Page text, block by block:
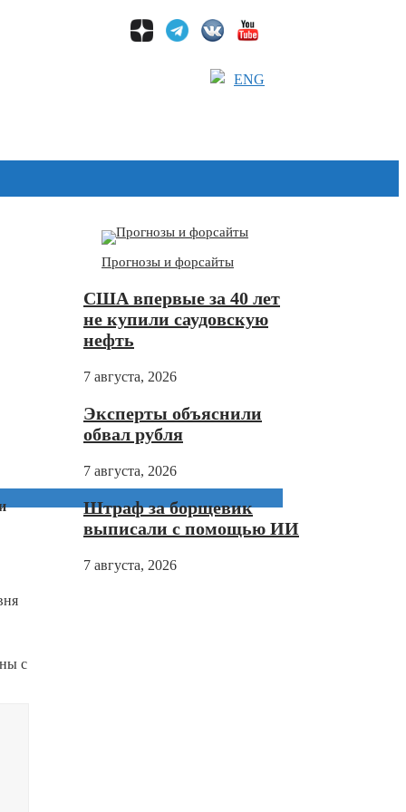
ENG
с
Прогнозы и форсайты
США впервые за 40 лет
не купили саудовскую
нефть
7 августа, 2026
Эксперты объяснили
обвал рубля
7 августа, 2026
Штраф за борщевик
выписали с помощью ИИ
7 августа, 2026